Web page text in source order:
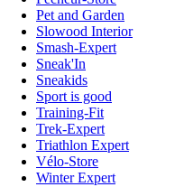
Pet and Garden
Slowood Interior
Smash-Expert
Sneak'In
Sneakids
Sport is good
Training-Fit
Trek-Expert
Triathlon Expert
Vélo-Store
Winter Expert